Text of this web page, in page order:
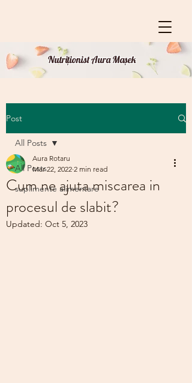
Nutriționist Aura Mașek
Post
All Posts
suplimente alimentare
All Posts
Cum ne ajuta miscarea in
procesul de slabit?
Aura Rotaru
Mar 22, 2022 2 min read
Updated: Oct 5, 2023